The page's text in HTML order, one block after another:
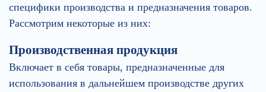
специфики производства и предназначения товаров.
Рассмотрим некоторые из них:
Производственная продукция
Включает в себя товары, предназначенные для
использования в дальнейшем производстве других